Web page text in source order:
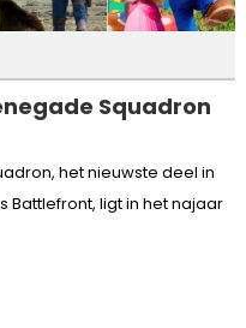
Squadron
het nieuwste deel in
Battlefront, ligt in het najaar